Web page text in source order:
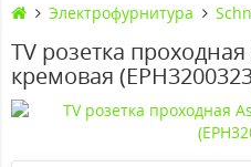
Электрофурнитура
TV розетка
кремовая